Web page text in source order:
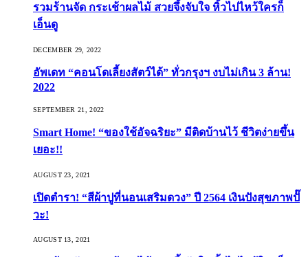
รวมร้านจัด กระเช้าผลไม้ สวยจึ้งจับใจ หิ้วไปไหว้ใครก็
เอ็นดู
DECEMBER 29, 2022
อัพเดท “คอนโดเลี้ยงสัตว์ได้” ทั่วกรุงฯ งบไม่เกิน 3 ล้าน!
2022
SEPTEMBER 21, 2022
Smart Home! “ของใช้อัจฉริยะ” มีติดบ้านไว้ ชีวิตง่ายขึ้น
เยอะ!!
AUGUST 23, 2021
เปิดตำรา! “สีผ้าปูที่นอนเสริมดวง” ปี 2564 เงินปังสุขภาพปั๊
วะ!
AUGUST 13, 2021